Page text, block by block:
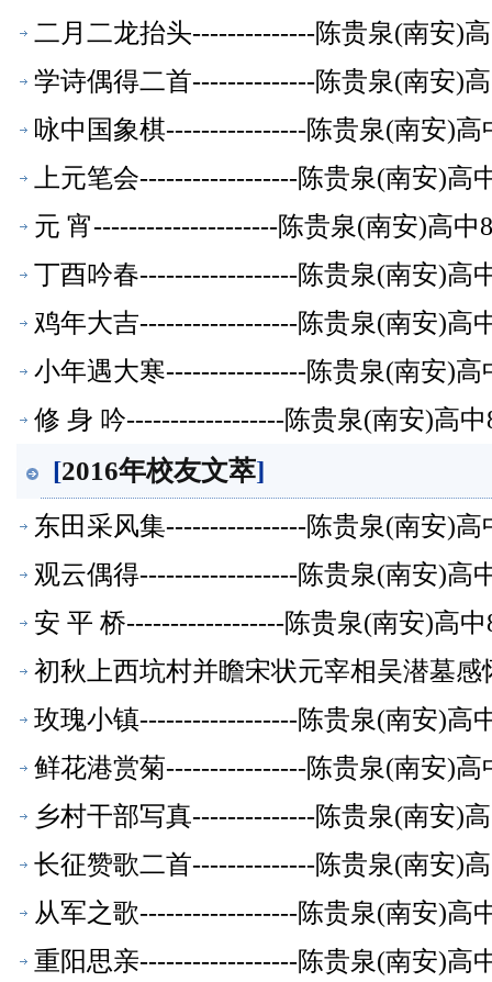
二月二龙抬头--------------陈贵泉(南安)
学诗偶得二首--------------陈贵泉(南安)
咏中国象棋----------------陈贵泉(南安)高
上元笔会------------------陈贵泉(南安)高
元 宵---------------------陈贵泉(南安)高中
丁酉吟春------------------陈贵泉(南安)高
鸡年大吉------------------陈贵泉(南安)高
小年遇大寒----------------陈贵泉(南安)高
修 身 吟------------------陈贵泉(南安)高
[2016年校友文萃]
东田采风集----------------陈贵泉(南安)高
观云偶得------------------陈贵泉(南安)高
安 平 桥------------------陈贵泉(南安)高
初秋上西坑村并瞻宋状元宰相吴潜墓
玫瑰小镇------------------陈贵泉(南安)高
鲜花港赏菊----------------陈贵泉(南安)高
乡村干部写真--------------陈贵泉(南安)
长征赞歌二首--------------陈贵泉(南安)
从军之歌------------------陈贵泉(南安)高
重阳思亲------------------陈贵泉(南安)高